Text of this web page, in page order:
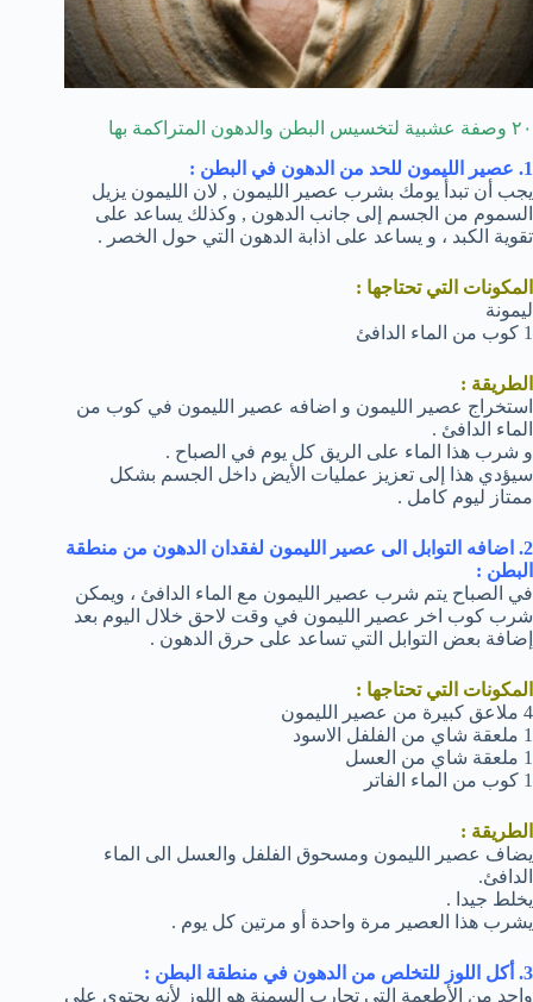
٢٠ وصفة عشبية لتخسيس البطن والدهون المتراكمة بها
1. عصير الليمون للحد من الدهون في البطن :
يجب أن تبدأ يومك بشرب عصير الليمون , لان الليمون يزيل
السموم من الجسم إلى جانب الدهون , وكذلك يساعد على
تقوية الكبد ، و يساعد على اذابة الدهون التي حول الخصر .
المكونات التي تحتاجها :
ليمونة
1 كوب من الماء الدافئ
الطريقة :
استخراج عصير الليمون و اضافه عصير الليمون في كوب من
الماء الدافئ .
و شرب هذا الماء على الريق كل يوم في الصباح .
سيؤدي هذا إلى تعزيز عمليات الأيض داخل الجسم بشكل
ممتاز ليوم كامل .
2. اضافه التوابل الى عصير الليمون لفقدان الدهون من منطقة
البطن :
في الصباح يتم شرب عصير الليمون مع الماء الدافئ ، ويمكن
شرب كوب اخر عصير الليمون في وقت لاحق خلال اليوم بعد
إضافة بعض التوابل التي تساعد على حرق الدهون .
المكونات التي تحتاجها :
4 ملاعق كبيرة من عصير الليمون
1 ملعقة شاي من الفلفل الاسود
1 ملعقة شاي من العسل
1 كوب من الماء الفاتر
الطريقة :
يضاف عصير الليمون ومسحوق الفلفل والعسل الى الماء
الدافئ.
يخلط جيدا .
يشرب هذا العصير مرة واحدة أو مرتين كل يوم .
3. أكل اللوز للتخلص من الدهون في منطقة البطن :
واحد من الأطعمة التي تحارب السمنة هو اللوز لأنه يحتوي على